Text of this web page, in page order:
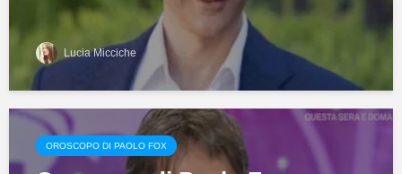
Lucia Micciche
OROSCOPO DI PAOLO FOX